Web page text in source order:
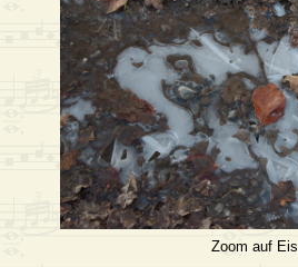
Zoom auf Eis